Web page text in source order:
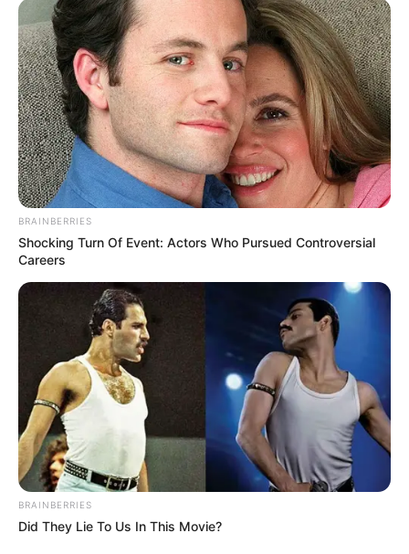
BRAINBERRIES
Shocking Turn Of Event: Actors Who Pursued Controversial
Careers
BRAINBERRIES
Did They Lie To Us In This Movie?